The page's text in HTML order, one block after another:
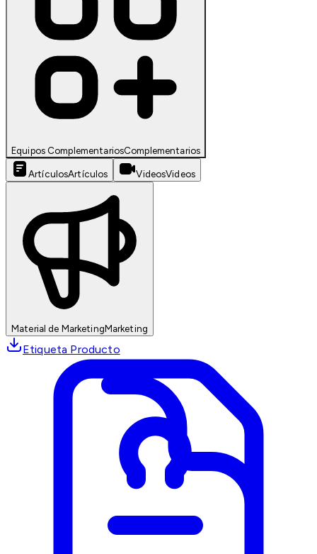
Equipos ComplementariosComplementarios
ArtículosArtículos VideosVideos
Material de MarketingMarketing
Etiqueta Producto